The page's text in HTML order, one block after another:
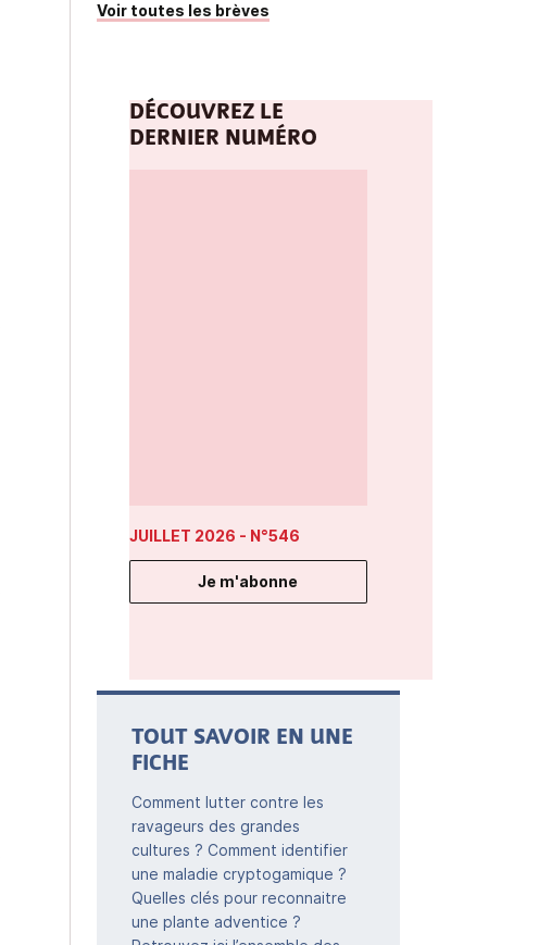
Voir toutes les brèves
DÉCOUVREZ LE
DERNIER NUMÉRO
JUILLET 2026 - N°546
Je m'abonne
TOUT SAVOIR EN UNE
FICHE
Comment lutter contre les
ravageurs des grandes
cultures ? Comment identifier
une maladie cryptogamique ?
Quelles clés pour reconnaitre
une plante adventice ?